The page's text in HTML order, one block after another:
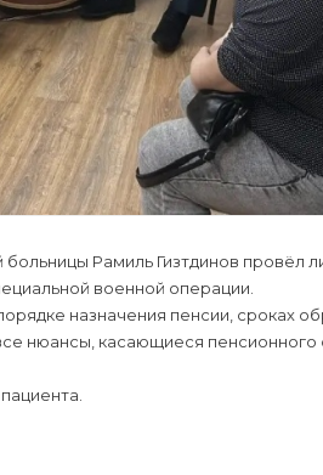
Рамиль Гизтдинов провёл
военной операции.
назначения пенсии, сроках
нюансы, касающиеся пенсионного